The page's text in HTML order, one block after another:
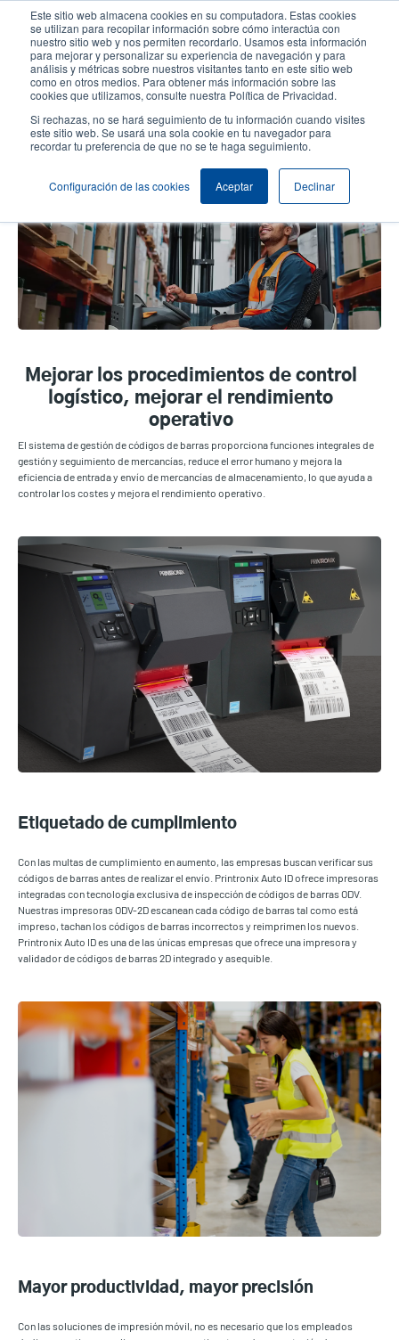
Este sitio web almacena cookies en su computadora. Estas cookies
se utilizan para recopilar información sobre cómo interactúa con
nuestro sitio web y nos permiten recordarlo. Usamos esta información
para mejorar y personalizar su experiencia de navegación y para
análisis y métricas sobre nuestros visitantes tanto en este sitio web
como en otros medios. Para obtener más información sobre las
cookies que utilizamos, consulte nuestra Política de Privacidad.
Si rechazas, no se hará seguimiento de tu información cuando visites
este sitio web. Se usará una sola cookie en tu navegador para
recordar tu preferencia de que no se te haga seguimiento.
Configuración de las cookies Aceptar Declinar
contenido
principal
User
account
menu
User
Header
Selector de productos
Almacén y cumplimiento
Mejorar los procedimientos de control
logístico, mejorar el rendimiento
operativo
El sistema de gestión de códigos de barras proporciona funciones integrales de
gestión y seguimiento de mercancías, reduce el error humano y mejora la
eficiencia de entrada y envío de mercancías de almacenamiento, lo que ayuda a
controlar los costes y mejora el rendimiento operativo.
Etiquetado de cumplimiento
Con las multas de cumplimiento en aumento, las empresas buscan verificar sus
códigos de barras antes de realizar el envío. Printronix Auto ID ofrece impresoras
integradas con tecnología exclusiva de inspección de códigos de barras ODV.
Nuestras impresoras ODV-2D escanean cada código de barras tal como está
impreso, tachan los códigos de barras incorrectos y reimprimen los nuevos.
Printronix Auto ID es una de las únicas empresas que ofrece una impresora y
validador de códigos de barras 2D integrado y asequible.
Mayor productividad, mayor precisión
Con las soluciones de impresión móvil, no es necesario que los empleados